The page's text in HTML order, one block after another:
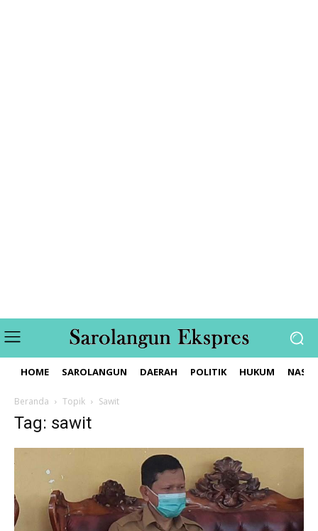
HOME SAROLANGUN DAERAH POLITIK HUKUM
Beranda Topik Sawit
Tag: sawit